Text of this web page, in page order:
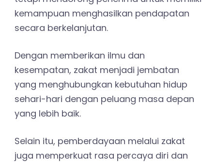
kemampuan menghasilkan pendapatan
secara berkelanjutan.
Dengan memberikan ilmu dan
kesempatan, zakat menjadi jembatan
yang menghubungkan kebutuhan hidup
sehari-hari dengan peluang masa depan
yang lebih baik.
Selain itu, pemberdayaan melalui zakat
juga memperkuat rasa percaya diri dan